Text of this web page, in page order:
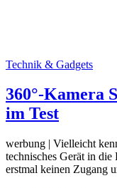
Technik & Gadgets
360°-Kamera
im Test
werbung | Vielleicht
technisches Gerät in
erstmal keinen Zugang